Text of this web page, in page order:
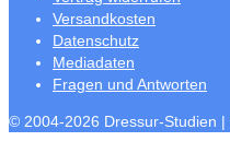
Versandkosten
Datenschutz
Mediadaten
Fragen und Antworten
© 2004-2026 Dressur-Studien |